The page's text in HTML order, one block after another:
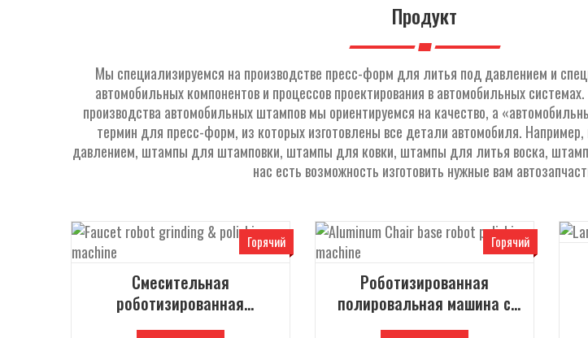
Продукт
Мы специализируемся на производстве пресс-форм для литья под давлением и
автомобильных компонентов и процессов проектирования в автомобильных
производства автомобильных штампов мы ориентируемся на качество, а
термин для пресс-форм, из которых изготовлены все детали автомобиля.
давлением, штампы для штамповки, штампы для ковки, штампы для литья воска,
нас есть возможность изготовить нужные вам
Смесительная
роботизированная
шлифовальная и
Горячий
Роботизированная
полировальная машина с
алюминиевым основанием
Горячий